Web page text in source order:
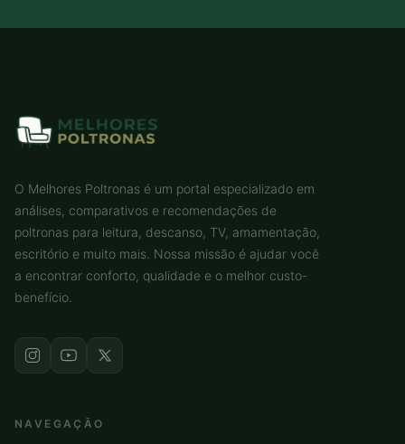
O Melhores Poltronas é um portal especializado em
análises, comparativos e recomendações de
poltronas para leitura, descanso, TV, amamentação,
escritório e muito mais. Nossa missão é ajudar você
a encontrar conforto, qualidade e o melhor custo-
benefício.
NAVEGAÇÃO